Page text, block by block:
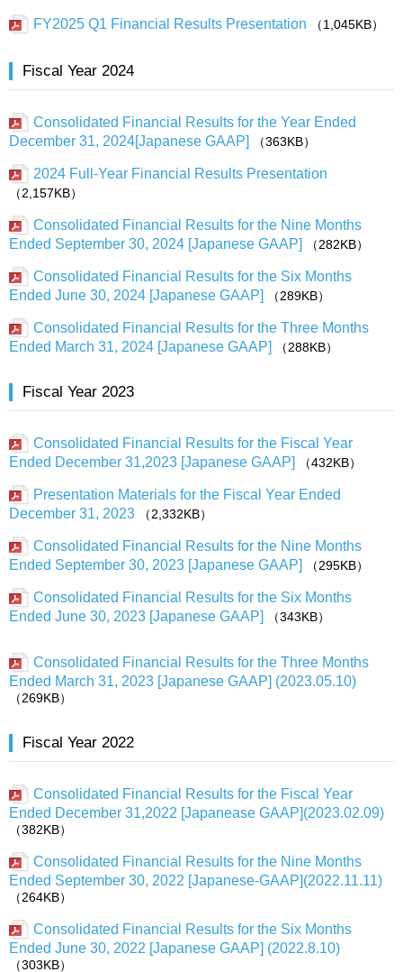
FY2025 Q1 Financial Results Presentation （1,045KB）
Fiscal Year 2024
Consolidated Financial Results for the Year Ended
December 31, 2024[Japanese GAAP]
（363KB）
2024 Full-Year Financial Results Presentation
（2,157KB）
Consolidated Financial Results for the Nine Months
Ended September 30, 2024 [Japanese GAAP]
（282KB）
Consolidated Financial Results for the Six Months
Ended June 30, 2024 [Japanese GAAP]
（289KB）
Consolidated Financial Results for the Three Months
Ended March 31, 2024 [Japanese GAAP]
（288KB）
Fiscal Year 2023
Consolidated Financial Results for the Fiscal Year
Ended December 31,2023 [Japanese GAAP]
（432KB）
Presentation Materials for the Fiscal Year Ended
December 31, 2023
（2,332KB）
Consolidated Financial Results for the Nine Months
Ended September 30, 2023 [Japanese GAAP]
（295KB）
Consolidated Financial Results for the Six Months
Ended June 30, 2023 [Japanese GAAP]
（343KB）
Consolidated Financial Results for the Three Months
Ended March 31, 2023 [Japanese GAAP] (2023.05.10)
（269KB）
Fiscal Year 2022
Consolidated Financial Results for the Fiscal Year
Ended December 31,2022 [Japanease GAAP](2023.02.09)
（382KB）
Consolidated Financial Results for the Nine Months
Ended September 30, 2022 [Japanese-GAAP](2022.11.11)
（264KB）
Consolidated Financial Results for the Six Months
Ended June 30, 2022 [Japanese GAAP] (2022.8.10)
（303KB）